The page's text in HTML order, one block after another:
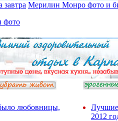
завтра Мерилин Монро фото и
фото
любовницы,
Лучшие
2012